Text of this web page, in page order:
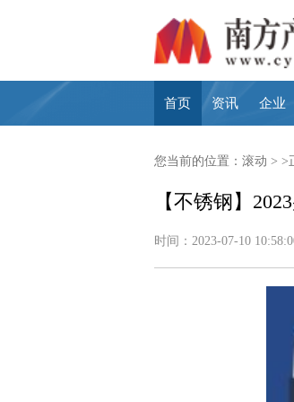
首页 资讯 企业
您当前的位置： 滚动 > >
【不锈钢】
时间：2023-07-10